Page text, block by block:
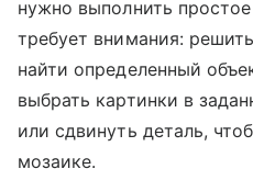
нужно выполнить
требует внимания:
найти определенный
выбрать картинки в
или сдвинуть деталь,
мозаике.